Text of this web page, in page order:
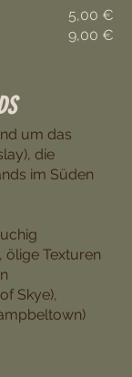
5,00 €
9,00 €
um das
die
im Süden
ölige Texturen
Skye),